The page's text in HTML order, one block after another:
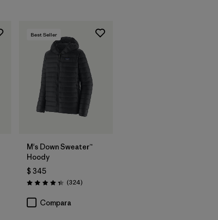
Best Seller
M's Down Sweater™
Hoody
$ 345
Valoración: 4.4 / 5
(324Comentarios
)
Compara